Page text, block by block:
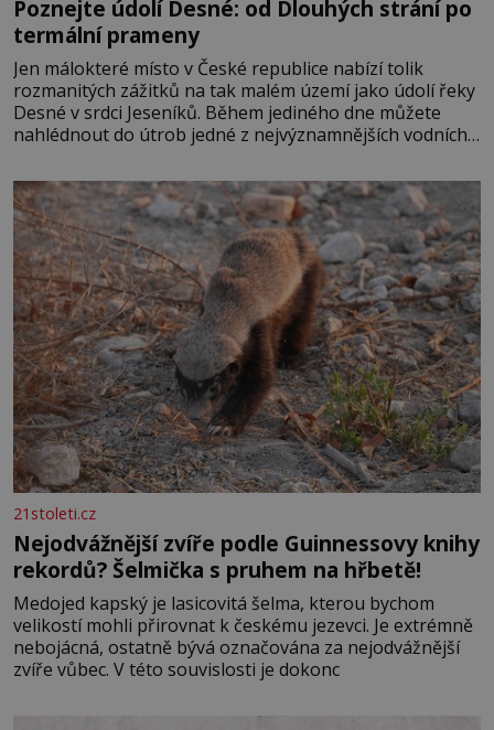
Poznejte údolí Desné: od Dlouhých strání po
termální prameny
Jen málokteré místo v České republice nabízí tolik
rozmanitých zážitků na tak malém území jako údolí řeky
Desné v srdci Jeseníků. Během jediného dne můžete
nahlédnout do útrob jedné z nejvýznamnějších vodních
se na koloběžce a den zakončit poznáváním památek ve
Velkých Losinách nebo v termálním
21stoleti.cz
Nejodvážnější zvíře podle Guinnessovy knihy
rekordů? Šelmička s pruhem na hřbetě!
Medojed kapský je lasicovitá šelma, kterou bychom
velikostí mohli přirovnat k českému jezevci. Je extrémně
nebojácná, ostatně bývá označována za nejodvážnější
zvíře vůbec. V této souvislosti je dokonc